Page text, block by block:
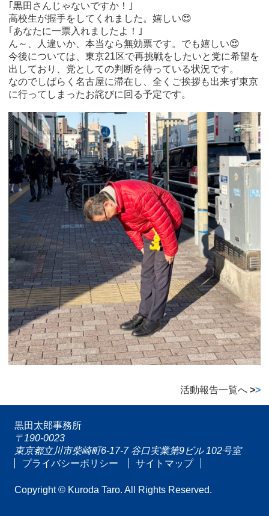
｢黒田さんじゃないですか！｣
高校生が握手をしてくれました。嬉しい😍
｢あなたに一票入れましたよ！｣
ん～、人違いか、本当なら無効票です。でも嬉しい😍
今後については、東京21区で再挑戦をしたいと党に希望を
出しており、党としての判断を待っている状況です。
なのでしばらく名古屋に滞在し、全くご挨拶も出来ず東京
に行ってしまったお詫びに回る予定です。
活動報告一覧へ >>
黒田太郎事務所
〒190-0023
東京都立川市柴崎町6-17-7 谷口実業第9ビル 102号室
プライバシーポリシー
サイトマップ
Copyright © Kuroda Taro. All Rights Reserved.